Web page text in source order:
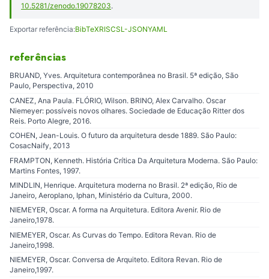
10.5281/zenodo.19078203.
Exportar referência:BibTeXRISCSL-JSONYAML
referências
BRUAND, Yves. Arquitetura contemporânea no Brasil. 5ª edição, São
Paulo, Perspectiva, 2010
CANEZ, Ana Paula. FLÓRIO, Wilson. BRINO, Alex Carvalho. Oscar
Niemeyer: possíveis novos olhares. Sociedade de Educação Ritter dos
Reis. Porto Alegre, 2016.
COHEN, Jean-Louis. O futuro da arquitetura desde 1889. São Paulo:
CosacNaify, 2013
FRAMPTON, Kenneth. História Crítica Da Arquitetura Moderna. São Paulo:
Martins Fontes, 1997.
MINDLIN, Henrique. Arquitetura moderna no Brasil. 2ª edição, Rio de
Janeiro, Aeroplano, Iphan, Ministério da Cultura, 2000.
NIEMEYER, Oscar. A forma na Arquitetura. Editora Avenir. Rio de
Janeiro,1978.
NIEMEYER, Oscar. As Curvas do Tempo. Editora Revan. Rio de
Janeiro,1998.
NIEMEYER, Oscar. Conversa de Arquiteto. Editora Revan. Rio de
Janeiro,1997.